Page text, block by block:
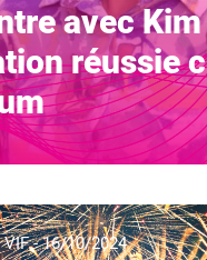
avec
réussie
VIF - 16/10/2024